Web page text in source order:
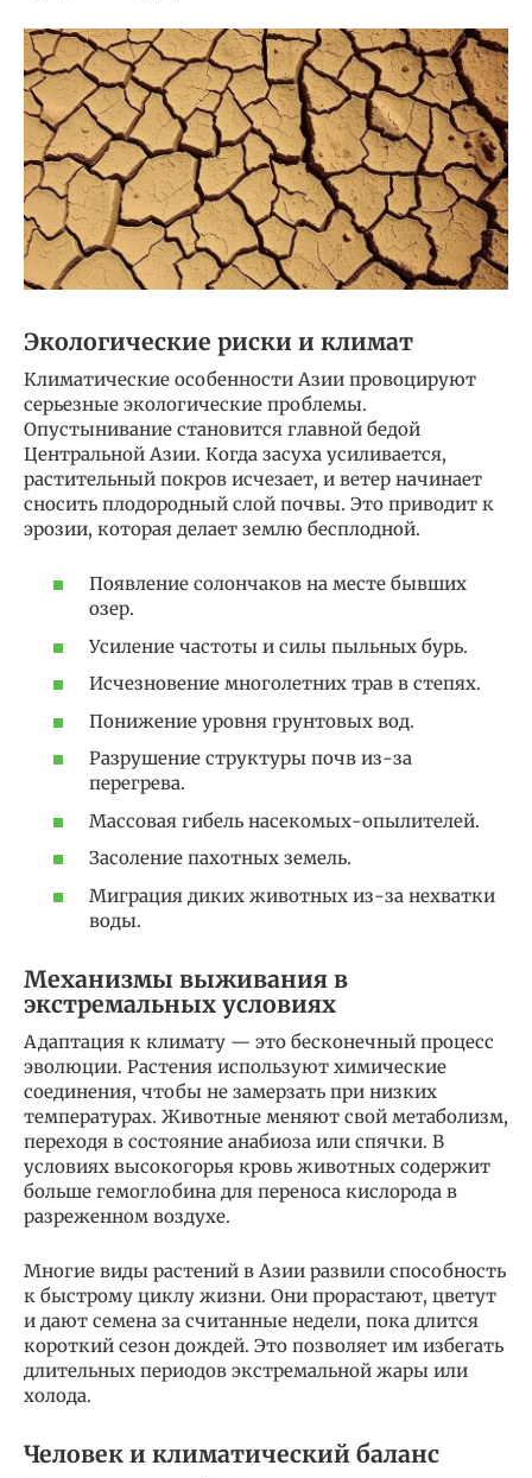
Экологические риски и климат
Климатические особенности Азии провоцируют
серьезные экологические проблемы.
Опустынивание становится главной бедой
Центральной Азии. Когда засуха усиливается,
растительный покров исчезает, и ветер начинает
сносить плодородный слой почвы. Это приводит к
эрозии, которая делает землю бесплодной.
Появление солончаков на месте бывших
озер.
Усиление частоты и силы пыльных бурь.
Исчезновение многолетних трав в степях.
Понижение уровня грунтовых вод.
Разрушение структуры почв из-за
перегрева.
Массовая гибель насекомых-опылителей.
Засоление пахотных земель.
Миграция диких животных из-за нехватки
воды.
Механизмы выживания в
экстремальных условиях
Адаптация к климату — это бесконечный процесс
эволюции. Растения используют химические
соединения, чтобы не замерзать при низких
температурах. Животные меняют свой метаболизм,
переходя в состояние анабиоза или спячки. В
условиях высокогорья кровь животных содержит
больше гемоглобина для переноса кислорода в
разреженном воздухе.
Многие виды растений в Азии развили способность
к быстрому циклу жизни. Они прорастают, цветут
и дают семена за считанные недели, пока длится
короткий сезон дождей. Это позволяет им избегать
длительных периодов экстремальной жары или
холода.
Человек и климатический баланс